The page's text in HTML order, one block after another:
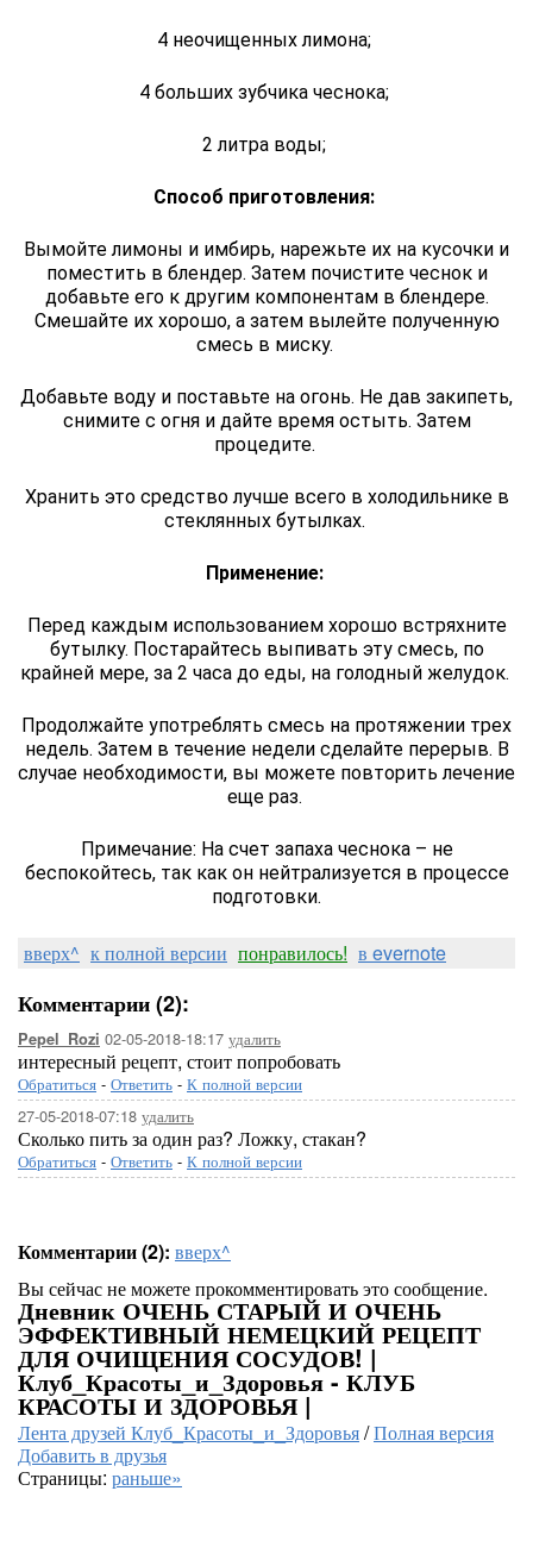
4 неочищенных лимона;
4 больших зубчика чеснока;
2 литра воды;
Способ приготовления:
Вымойте лимоны и имбирь, нарежьте их на кусочки и
поместить в блендер. Затем почистите чеснок и
добавьте его к другим компонентам в блендере.
Смешайте их хорошо, а затем вылейте полученную
смесь в миску.
Добавьте воду и поставьте на огонь. Не дав закипеть,
снимите с огня и дайте время остыть. Затем
процедите.
Хранить это средство лучше всего в холодильнике в
стеклянных бутылках.
Применение:
Перед каждым использованием хорошо встряхните
бутылку. Постарайтесь выпивать эту смесь, по
крайней мере, за 2 часа до еды, на голодный желудок.
Продолжайте употреблять смесь на протяжении трех
недель. Затем в течение недели сделайте перерыв. В
случае необходимости, вы можете повторить лечение
еще раз.
Примечание: На счет запаха чеснока – не
беспокойтесь, так как он нейтрализуется в процессе
подготовки.
вверх^ к полной версии понравилось! в evernote
Комментарии (2):
Pepel_Rozi 02-05-2018-18:17 удалить
интересный рецепт, стоит попробовать
Обратиться - Ответить - К полной версии
27-05-2018-07:18 удалить
Сколько пить за один раз? Ложку, стакан?
Обратиться - Ответить - К полной версии
Комментарии (2): вверх^
Вы сейчас не можете прокомментировать это сообщение.
Дневник ОЧЕНЬ СТАРЫЙ И ОЧЕНЬ
ЭФФЕКТИВНЫЙ НЕМЕЦКИЙ РЕЦЕПТ
ДЛЯ ОЧИЩЕНИЯ СОСУДОВ! |
Клуб_Красоты_и_Здоровья - КЛУБ
КРАСОТЫ И ЗДОРОВЬЯ |
Лента друзей Клуб_Красоты_и_Здоровья/Полная версия
Добавить в друзья
Страницы: раньше»